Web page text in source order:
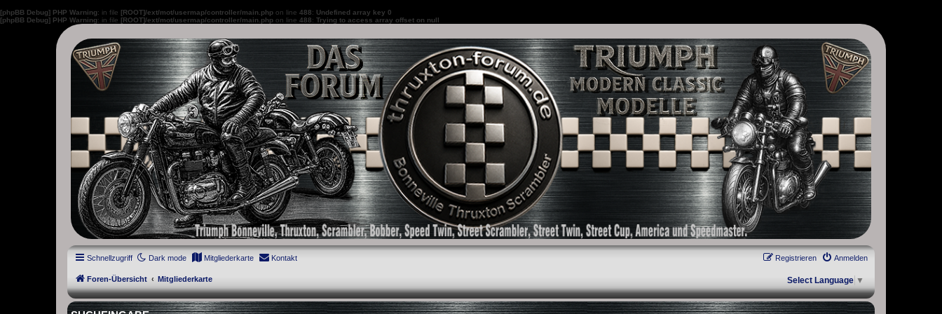
[phpBB Debug] PHP Warning: in file [ROOT]/ext/mot/usermap/controller/main.php on line 488: Undefined array key 0
[phpBB Debug] PHP Warning: in file [ROOT]/ext/mot/usermap/controller/main.php on line 488: Trying to access array offset on null
thruxton-forum.de
DAS FORUM! Alles rund um die Triumph Modern Classic Modelle. Das Forum für die New Bonneville Baureihen ab BJ 2001. Triumph Bonneville, Thruxton, Scrambler, Bobber, Speed Twin, Street Scrambler, Street Twin,
Street Cup, America und Speedmaster.
Schnellzugriff Dark mode Mitgliederkarte Kontakt Anmelden
Registrieren
Foren-Übersicht Mitgliederkarte Select Language ▼